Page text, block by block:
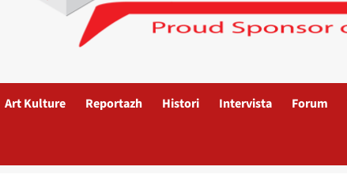
Art Kulture Reportazh Histori Intervista Forum